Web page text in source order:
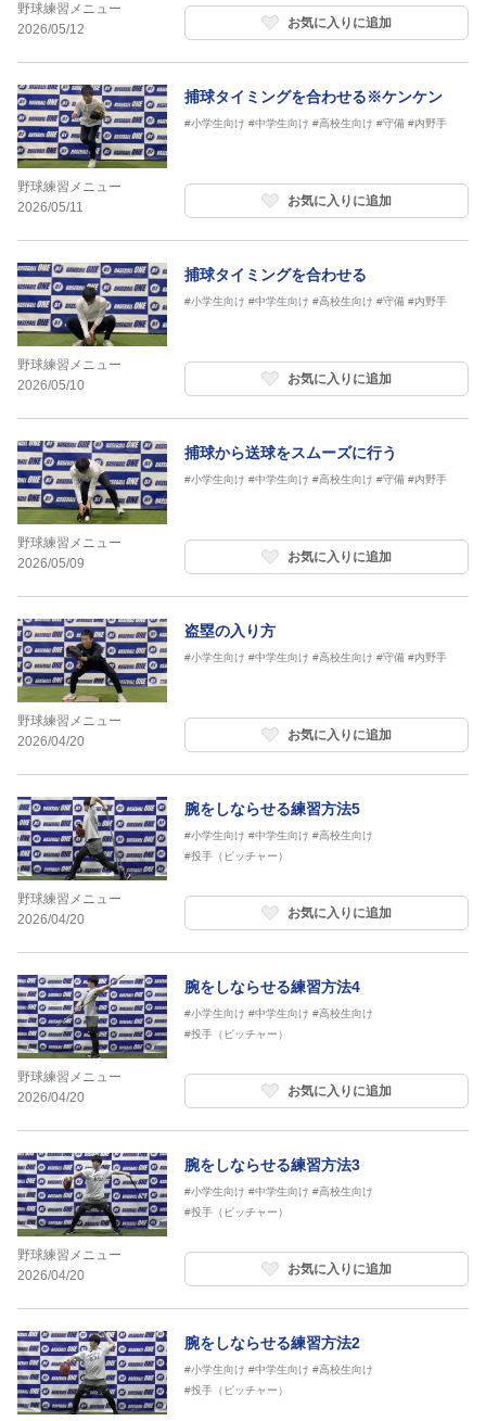
野球練習メニュー
2026/05/12
お気に入りに追加
野球練習メニュー
2026/05/11
捕球タイミングを合わせる※ケンケン
#小学生向け #中学生向け #高校生向け #守備 #内野手
お気に入りに追加
野球練習メニュー
2026/05/10
捕球タイミングを合わせる
#小学生向け #中学生向け #高校生向け #守備 #内野手
お気に入りに追加
野球練習メニュー
2026/05/09
捕球から送球をスムーズに行う
#小学生向け #中学生向け #高校生向け #守備 #内野手
お気に入りに追加
野球練習メニュー
2026/04/20
盗塁の入り方
#小学生向け #中学生向け #高校生向け #守備 #内野手
お気に入りに追加
野球練習メニュー
2026/04/20
腕をしならせる練習方法5
#小学生向け #中学生向け #高校生向け
#投手（ピッチャー）
お気に入りに追加
野球練習メニュー
2026/04/20
腕をしならせる練習方法4
#小学生向け #中学生向け #高校生向け
#投手（ピッチャー）
お気に入りに追加
野球練習メニュー
2026/04/20
腕をしならせる練習方法3
#小学生向け #中学生向け #高校生向け
#投手（ピッチャー）
お気に入りに追加
腕をしならせる練習方法2
#小学生向け #中学生向け #高校生向け
#投手（ピッチャー）